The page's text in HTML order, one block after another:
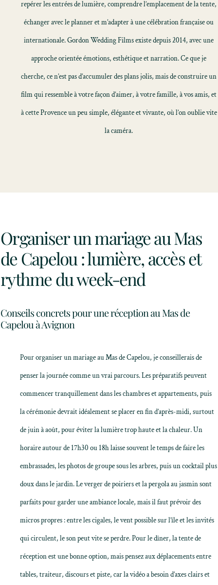
repérer les entrées de lumière, comprendre l’emplacement de la tente,
échanger avec le planner et m’adapter à une célébration française ou
internationale. Gordon Wedding Films existe depuis 2014, avec une
approche orientée émotions, esthétique et narration. Ce que je
cherche, ce n’est pas d’accumuler des plans jolis, mais de construire un
film qui ressemble à votre façon d’aimer, à votre famille, à vos amis, et
à cette Provence un peu simple, élégante et vivante, où l’on oublie vite
la caméra.
Organiser un mariage au Mas
de Capelou : lumière, accès et
rythme du week-end
Conseils concrets pour une réception au Mas de
Capelou à Avignon
Pour organiser un mariage au Mas de Capelou, je conseillerais de
penser la journée comme un vrai parcours. Les préparatifs peuvent
commencer tranquillement dans les chambres et appartements, puis
la cérémonie devrait idéalement se placer en fin d’après-midi, surtout
de juin à août, pour éviter la lumière trop haute et la chaleur. Un
horaire autour de 17h30 ou 18h laisse souvent le temps de faire les
embrassades, les photos de groupe sous les arbres, puis un cocktail plus
doux dans le jardin. Le verger de poiriers et la pergola au jasmin sont
parfaits pour garder une ambiance locale, mais il faut prévoir des
micros propres : entre les cigales, le vent possible sur l’île et les invités
qui circulent, le son peut vite se perdre. Pour le dîner, la tente de
réception est une bonne option, mais pensez aux déplacements entre
tables, traiteur, discours et piste, car la vidéo a besoin d’axes clairs et